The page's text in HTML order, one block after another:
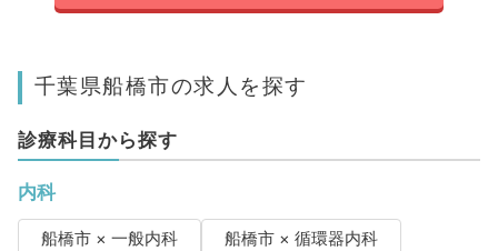
千葉県船橋市の求人を探す
診療科目から探す
内科
船橋市 × 一般内科
船橋市 × 循環器内科